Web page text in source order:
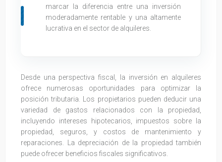
marcar la diferencia entre una inversión
moderadamente rentable y una altamente
lucrativa en el sector de alquileres.
Desde una perspectiva fiscal, la inversión en alquileres
ofrece numerosas oportunidades para optimizar la
posición tributaria. Los propietarios pueden deducir una
variedad de gastos relacionados con la propiedad,
incluyendo intereses hipotecarios, impuestos sobre la
propiedad, seguros, y costos de mantenimiento y
reparaciones. La depreciación de la propiedad también
puede ofrecer beneficios fiscales significativos.